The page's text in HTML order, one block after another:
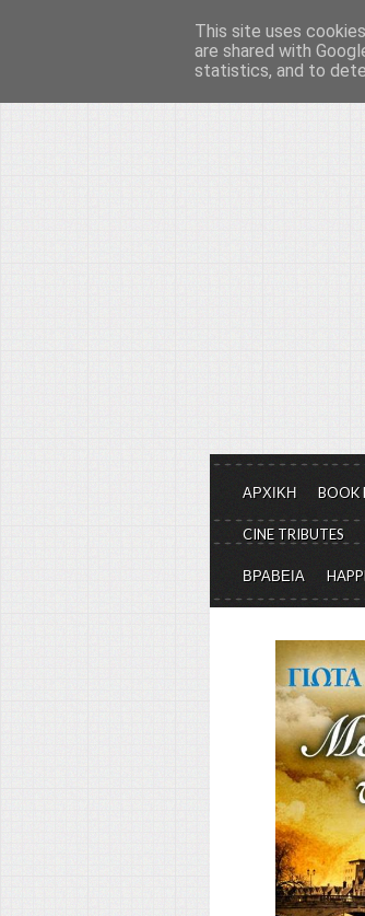
Το
Είμαστε πάντα εδώ
ΑΡΧΙΚΗ BOOK
CINE TRIBUTES
ΒΡΑΒΕΙΑ
This site uses
are shared with
statistics, and to